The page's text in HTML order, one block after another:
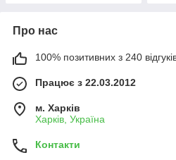
Про нас
100% позитивних з 240
Працює з 22.03.2012
м. Харків
Харків, Україна
Контакти